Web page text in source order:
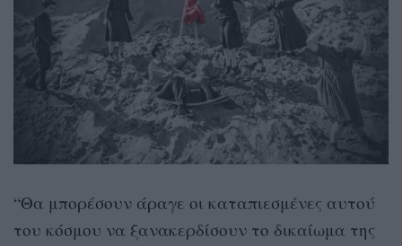
“Θα μπορέσουν άραγε οι καταπιεσμένες αυτού
του κόσμου να ξανακερδίσουν το δικαίωμα της